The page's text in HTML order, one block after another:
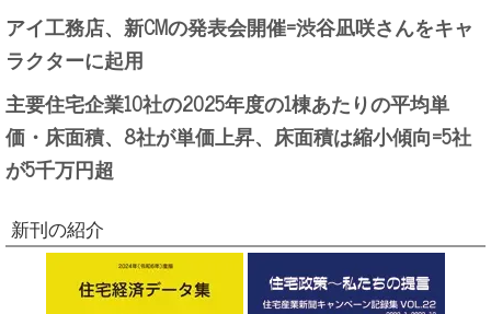
アイ工務店、新CMの発表会開催=渋谷凪咲さんをキャ
ラクターに起用
主要住宅企業10社の2025年度の1棟あたりの平均単
価・床面積、8社が単価上昇、床面積は縮小傾向=5社
が5千万円超
新刊の紹介